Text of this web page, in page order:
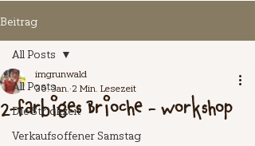
Beitrag
All Posts
Die Strickzeit
Verkaufsoffener Samstag
All Posts
2-farbiges Brioche - Workshop
imgrunwald
30. Jan. 2 Min. Lesezeit